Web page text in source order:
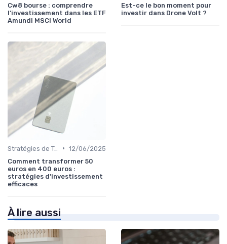
Cw8 bourse : comprendre
l'investissement dans les ETF
Amundi MSCI World
Est-ce le bon moment pour
investir dans Drone Volt ?
Stratégies de Trading • 12/06/2025
Comment transformer 50
euros en 400 euros :
stratégies d'investissement
efficaces
À lire aussi